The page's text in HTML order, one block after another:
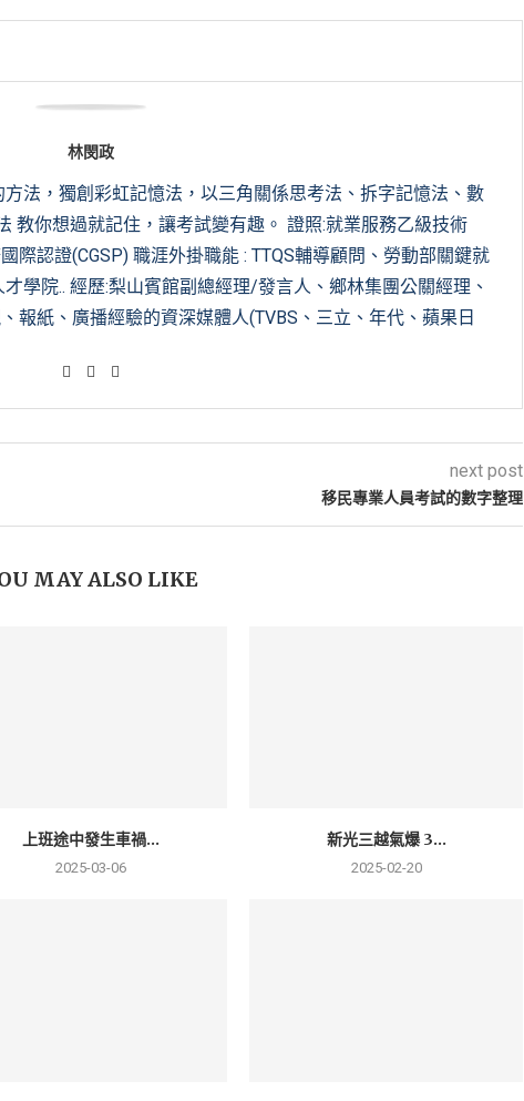
林閔政
法，獨創彩虹記憶法，以三角關係思考法、拆字記憶法、數
教你想過就記住，讓考試變有趣。 證照:就業服務乙級技術
際認證(CGSP) 職涯外掛職能 : TTQS輔導顧問、勞動部關鍵就
學院.. 經歷:梨山賓館副總經理/發言人、鄉林集團公關經理、
報紙、廣播經驗的資深媒體人(TVBS、三立、年代、蘋果日
next post
移民專業人員考試的數字整理
MAY ALSO LIKE
上班途中發生車禍...
2025-03-06
新光三越氣爆 3...
2025-02-20